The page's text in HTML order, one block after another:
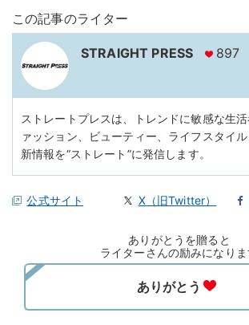
この記事のライター
STRAIGHT PRESS 897
ストレートプレスは、トレンドに敏感な生
ァッション、ビューティー、ライフスタイ
新情報を“ストレート”に発信します。
公式サイト X（旧Twitter）
ありがとうを贈ると
ライターさんの励みになりま